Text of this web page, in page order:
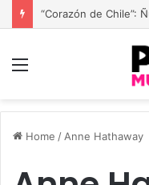
Home / Anne Hathaway